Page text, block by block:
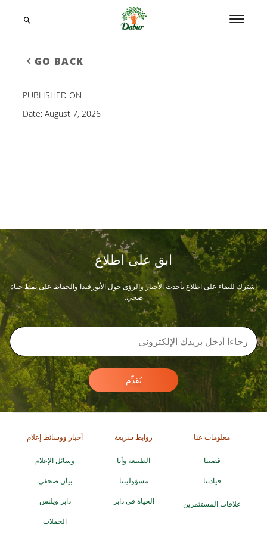
GO BACK
PUBLISHED ON
Date:August 7, 2026
ابق على اطلاع
اشترك للبقاء على اطلاع بأحدث الأخبار والرؤى حول الأيورفيدا والحفاظ على نمط حياة
صحي.
يُقدِّم
معلومات عنا
قصتنا
قيادتنا
علاقات المستثمرين
روابط سريعة
الطبيعة وأنا
مسؤوليتنا
الحياة في دابر
أخبار ووسائط إعلام
وسائل الإعلام
بيان صحفي
دابر ويلنس
الحملات